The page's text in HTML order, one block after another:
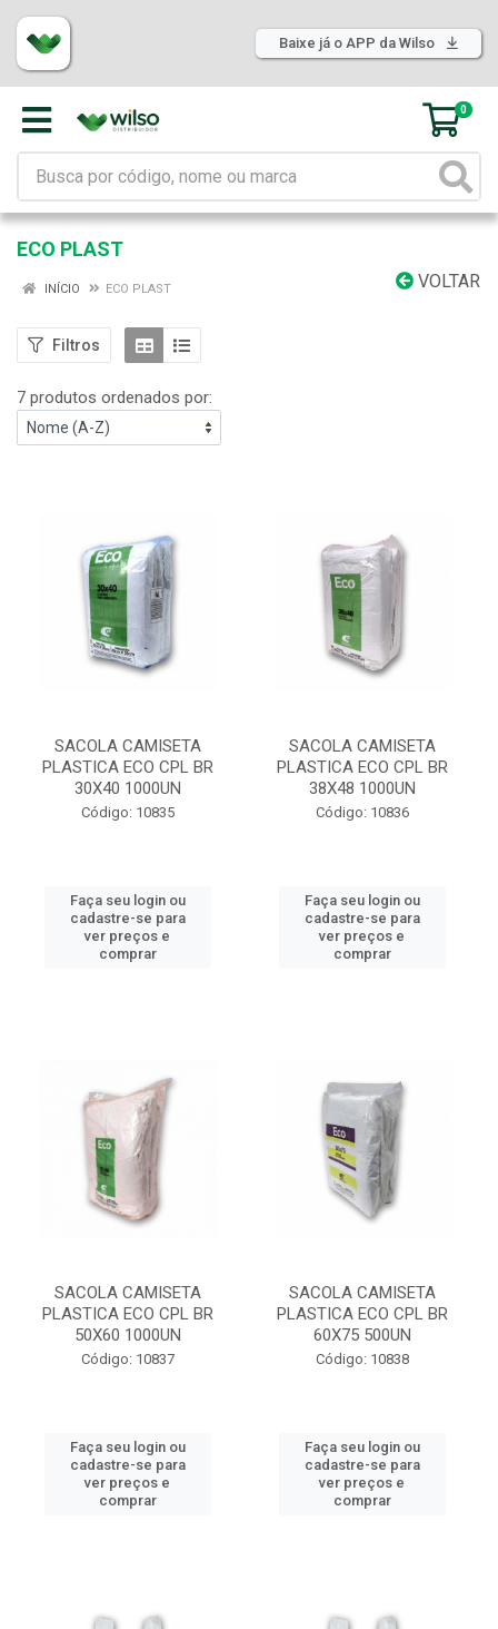
Baixe já o APP da Wilso
0
ECO PLAST
VOLTAR
INÍCIO ECO PLAST
Filtros
7 produtos ordenados por:
SACOLA CAMISETA
PLASTICA ECO CPL BR
30X40 1000UN
Código: 10835
Faça seu login ou
cadastre-se para
ver preços e
comprar
SACOLA CAMISETA
PLASTICA ECO CPL BR
38X48 1000UN
Código: 10836
Faça seu login ou
cadastre-se para
ver preços e
comprar
SACOLA CAMISETA
PLASTICA ECO CPL BR
50X60 1000UN
Código: 10837
Faça seu login ou
cadastre-se para
ver preços e
comprar
SACOLA CAMISETA
PLASTICA ECO CPL BR
60X75 500UN
Código: 10838
Faça seu login ou
cadastre-se para
ver preços e
comprar